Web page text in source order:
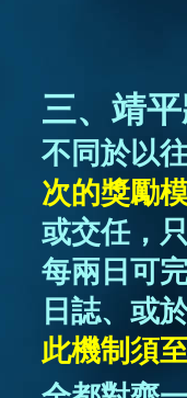
三、靖
不同於以
次的獎勵
或交任，
每兩日可
日誌、或
此機制須